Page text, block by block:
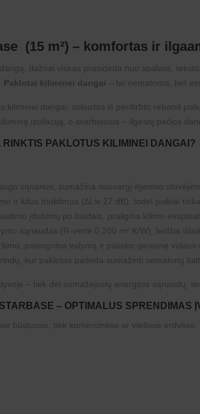
(15 m²) – komfortas ir
dažnai viskas prasideda nuo spalvos,
Paklotai kiliminei dangai – tai nematoma, bet
kiliminei dangai, sukurtas iš perdirbto rebond
izoliaciją, o svarbiausia – ilgesnį pačios
RINKTIS PAKLOTUS KILIMINEI DANGAI?
sąnarius, sumažina nuovargį ilgesnio
ir kitus triukšmus (∆Lw 27 dB), todėl puikiai
įdubimų po baldais, prailgina kilimo
sąnaudas (R-vertė 0,200 m² K/W), leidžia
palengvina valymą ir palaiko geresnę vidaus
kur paklotas padeda sumažinti nemalonų
– tiek dėl sumažėjusių energijos sąnaudų,
– OPTIMALUS SPRENDIMAS
būstuose, tiek komercinėse ar viešose erdvėse.